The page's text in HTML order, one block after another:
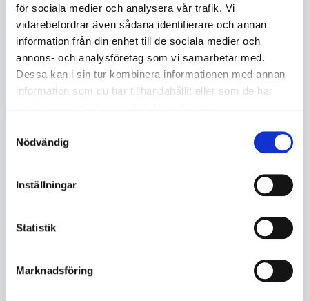
för sociala medier och analysera vår trafik. Vi
vidarebefordrar även sådana identifierare och annan
information från din enhet till de sociala medier och
annons- och analysföretag som vi samarbetar med.
Dessa kan i sin tur kombinera informationen med annan
information som du har tillhandahållit eller som de har
Nödvändig
Inställningar
Statistik
Marknadsföring
Skyddssko JALAS 1258 HEAVY
Skyddssko JALAS 1258 HEAVY
1 854